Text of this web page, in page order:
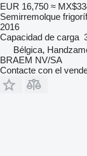
EUR 16,750 ≈
Semirremolque
2016
Capacidad de carga
Bélgica,
BRAEM NV/SA
Contacte con el